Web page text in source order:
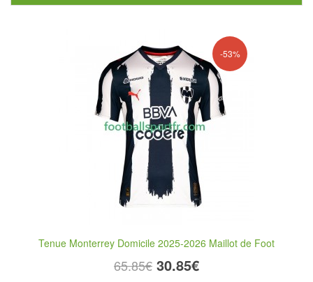
-53%
Tenue Monterrey Domicile 2025-2026 Maillot de Foot
65.85€ 30.85€